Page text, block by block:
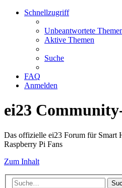
Schnellzugriff
Unbeantwortete
Aktive Themen
Suche
FAQ
Anmelden
ei23
Das offizielle ei23 Forum für Smart
Raspberry Pi Fans
Zum Inhalt